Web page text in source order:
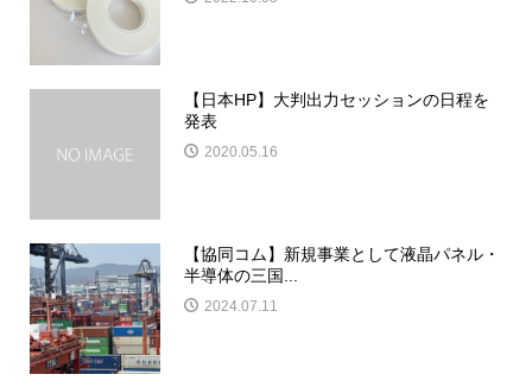
【日本HP】大判出力セッションの日程を
発表
2020.05.16
【協同コム】新規事業として液晶パネル・
半導体の三国...
2024.07.11